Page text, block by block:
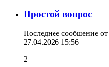
Простой вопрос
Последнее сообщение от
27.04.2026 15:56
2